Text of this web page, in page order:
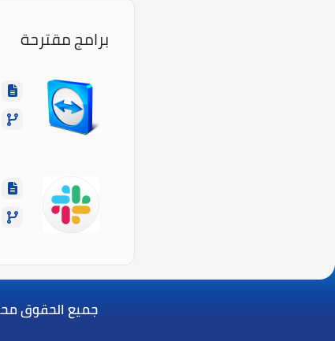
برامج مقترحة
جميع الحقوق